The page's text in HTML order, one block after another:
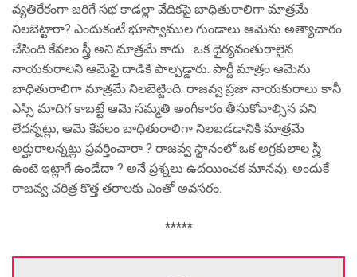
వ్యతిరేకంగా జరిగే సభ కాడల్లా వేదికపై బాధితురాలిగా మాత్రమే
నిలబెట్టారా? ఎందుకంటే భూస్వాముల గుండాలు ఆమెను అత్యాచారం
చేసింది కేవలం స్త్రీ అని మాత్రమే కాదు. ఒక ధైర్యవంతురాలైన
నాయకురాలని ఆమెఫై దాడికి పాల్పడ్డారు. పార్టీ మాత్రం ఆమెను
బాధితురాలిగా మాత్రమే నిలబెట్టింది. రాజవ్వ ప్రజా నాయకురాలు కానీ
ఎస్సి మాదిగ కాబట్టే ఆమె సమ్మతి అంగీకారం తీసుకోవాల్సిన పని
లేదన్నట్లు, ఆమె కేవలం బాధితురాలిగా నిలబడడానికి మాత్రమే
అర్హురాలన్నట్లు ప్రవర్తించారా ? రాజవ్వ స్థానంలో ఒక అగ్రకులాల స్త్రీ
ఉంటె ఇట్లాగే ఉండేదా ? అనే ప్రశ్నలు ఉదయించక మానవు. అందుకే
రాజవ్వ చరిత్ర కొత్త తరాలకు ఎంతో అవసరం.
*****